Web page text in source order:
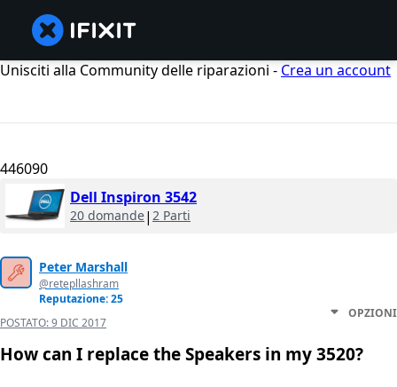
Unisciti alla Community delle riparazioni - Crea un account
446090
Dell Inspiron 3542
20 domande| 2 Parti
Peter Marshall
@retepllashram
Reputazione: 25
POSTATO:9 DIC 2017
OPZIONI
How can I replace the Speakers in my 3520?